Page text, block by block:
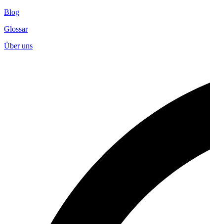
Blog
Glossar
Über uns